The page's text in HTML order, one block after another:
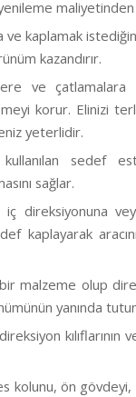
maliyetinden
kaplamak
kazandırır.
ve çatlamalara
korur. Elinizi
yeterlidir.
sedef
sağlar.
direksiyonuna
kaplayarak
malzeme olup
yanında
direksiyon
kolunu, ön gövdeyi,